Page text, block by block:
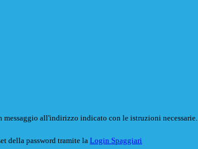
messaggio all'indirizzo indicato con le istruzioni necessarie.
della password tramite la Login Spaggiari